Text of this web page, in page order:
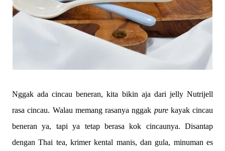
Nggak ada cincau beneran, kita bikin aja dari jelly Nutrijell
rasa cincau. Walau memang rasanya nggak purekayak cincau
beneran ya, tapi ya tetap berasa kok cincaunya. Disantap
dengan Thai tea, krimer kental manis, dan gula, minuman es